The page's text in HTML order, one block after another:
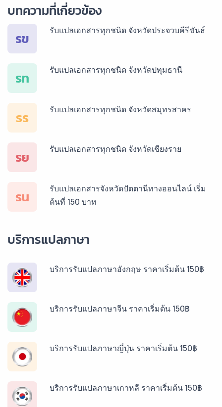
บทความที่เกี่ยวข้อง
รข รับแปลเอกสารทุกชนิด จังหวัดประจวบคีรีขันธ์
รท รับแปลเอกสารทุกชนิด จังหวัดปทุมธานี
รร รับแปลเอกสารทุกชนิด จังหวัดสมุทรสาคร
รย รับแปลเอกสารทุกชนิด จังหวัดเชียงราย
รน
รับแปลเอกสารจังหวัดปัตตานีทางออนไลน์ เริ่ม
ต้นที่ 150 บาท
บริการแปลภาษา
บริการรับแปลภาษาอังกฤษ ราคาเริ่มต้น 150฿
บริการรับแปลภาษาจีน ราคาเริ่มต้น 150฿
บริการรับแปลภาษาญี่ปุ่น ราคาเริ่มต้น 150฿
บริการรับแปลภาษาเกาหลี ราคาเริ่มต้น 150฿